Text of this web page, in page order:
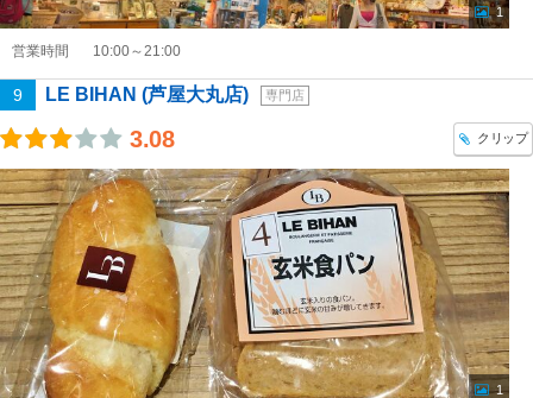
1
営業時間 10:00～21:00
9 LE BIHAN (芦屋大丸店) 専門店
3.08 クリップ
1